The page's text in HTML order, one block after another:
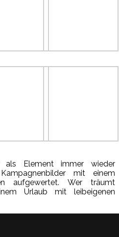
als Element immer wieder
mit einem
aufgewertet. Wer träumt
Urlaub mit leibeigenen